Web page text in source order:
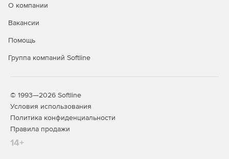
О компании
Вакансии
Помощь
Группа компаний Softline
© 1993—2026 Softline
Условия использования
Политика конфиденциальности
Правила продажи
14+